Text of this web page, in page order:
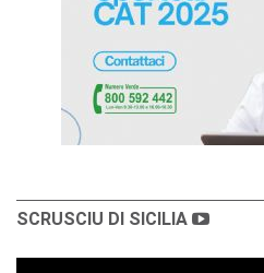
SCRUSCIU DI SICILIA